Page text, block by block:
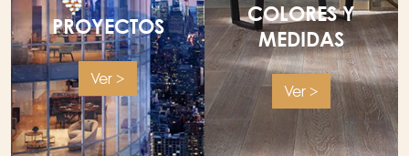
PROYECTOS
Ver >
COLORES Y
MEDIDAS
Ver >